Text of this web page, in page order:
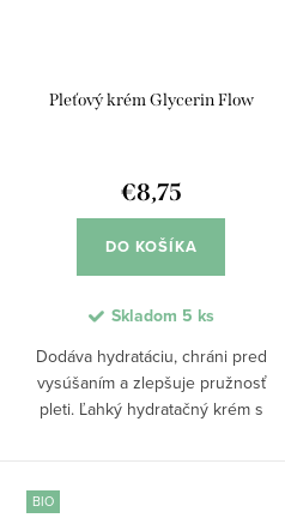
Pleťový krém Glycerin Flow
€8,75
DO KOŠÍKA
Skladom 5 ks
Dodáva hydratáciu, chráni pred
vysúšaním a zlepšuje pružnosť
pleti. Ľahký hydratačný krém s
vlhkosti a pôsobí ako denný
BIO